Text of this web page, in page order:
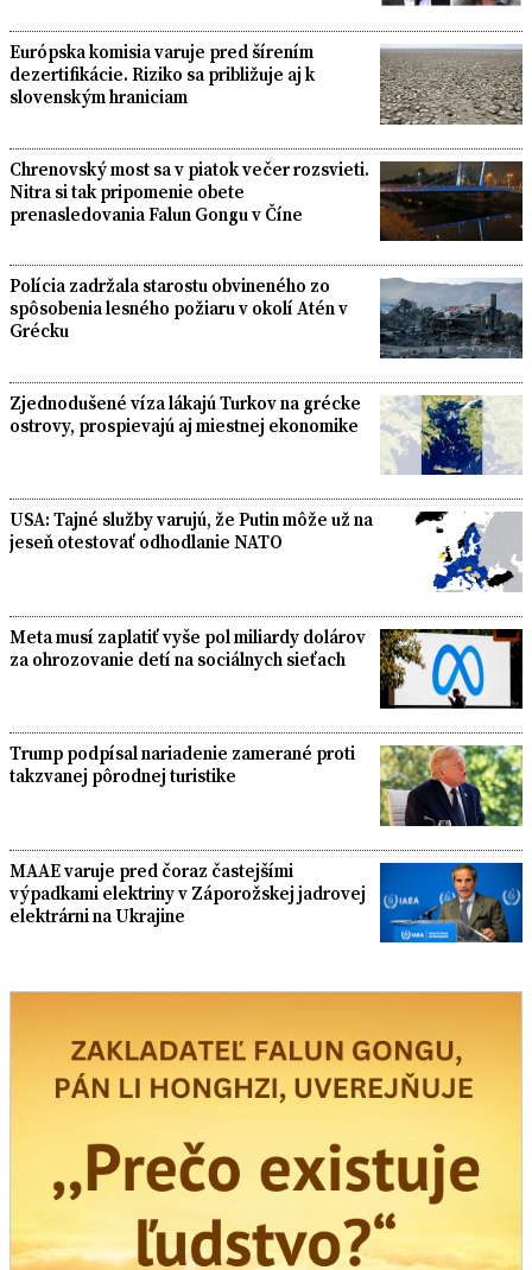
Európska komisia varuje pred šírením
dezertifikácie. Riziko sa približuje aj k
slovenským hraniciam
Chrenovský most sa v piatok večer rozsvieti.
Nitra si tak pripomenie obete
prenasledovania Falun Gongu v Číne
Polícia zadržala starostu obvineného zo
spôsobenia lesného požiaru v okolí Atén v
Grécku
Zjednodušené víza lákajú Turkov na grécke
ostrovy, prospievajú aj miestnej ekonomike
USA: Tajné služby varujú, že Putin môže už na
jeseň otestovať odhodlanie NATO
Meta musí zaplatiť vyše pol miliardy dolárov
za ohrozovanie detí na sociálnych sieťach
Trump podpísal nariadenie zamerané proti
takzvanej pôrodnej turistike
MAAE varuje pred čoraz častejšími
výpadkami elektriny v Záporožskej jadrovej
elektrárni na Ukrajine